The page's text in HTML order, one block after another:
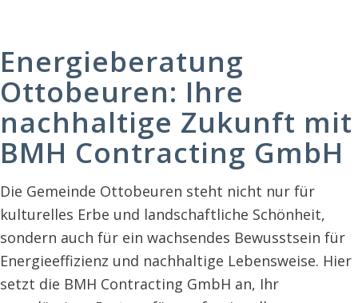
Energieberatung
Ottobeuren: Ihre
nachhaltige Zukunft mit
BMH Contracting GmbH
Die Gemeinde Ottobeuren steht nicht nur für
kulturelles Erbe und landschaftliche Schönheit,
sondern auch für ein wachsendes Bewusstsein für
Energieeffizienz und nachhaltige Lebensweise. Hier
setzt die BMH Contracting GmbH an, Ihr